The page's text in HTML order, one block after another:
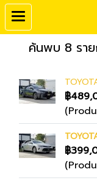
ค้นพบ 8 ราย
฿
฿